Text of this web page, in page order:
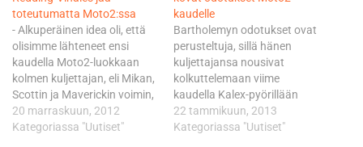
toteutumatta Moto2:ssa
- Alkuperäinen idea oli, että
olisimme lähteneet ensi
kaudella Moto2-luokkaan
kolmen kuljettajan, eli Mikan,
Scottin ja Maverickin voimin,
kertoo Marc VDS:n
tiimipäällikkö Michael
20 marraskuun, 2012
Kategoriassa "Uutiset"
kaudelle
Bartholemyn odotukset ovat
perusteltuja, sillä hänen
kuljettajansa nousivat
kolkuttelemaan viime
kaudella Kalex-pyörillään
luokan kärkeä, eli sitä kastia,
johon Kallion ja Reddingin
22 tammikuun, 2013
Kategoriassa "Uutiset"